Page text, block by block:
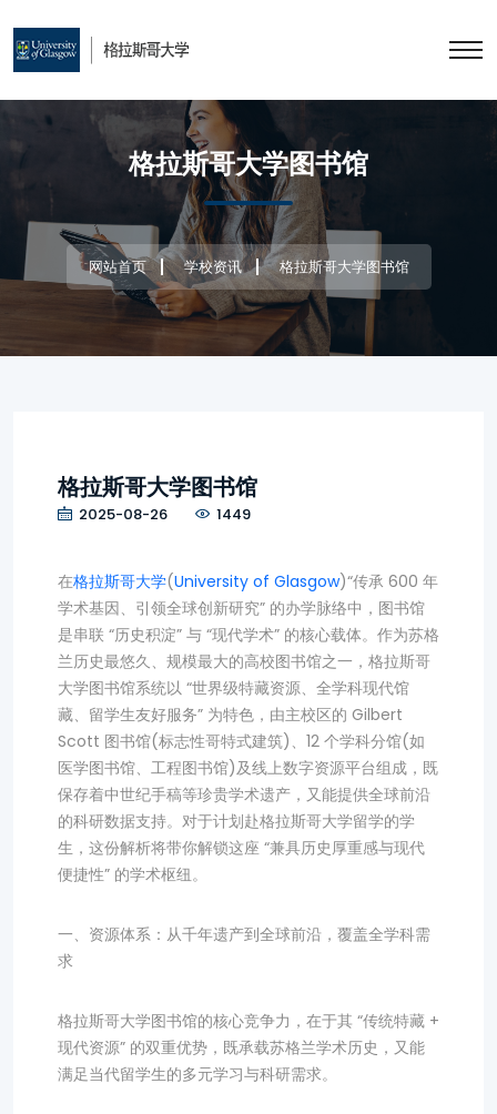
格拉斯哥大学图书馆
网站首页 学校资讯 格拉斯哥大学图书馆
格拉斯哥大学图书馆
2025-08-26 1449
在格拉斯哥大学(University of Glasgow)“传承 600 年
学术基因、引领全球创新研究” 的办学脉络中，图书馆
是串联 “历史积淀” 与 “现代学术” 的核心载体。作为苏格
兰历史最悠久、规模最大的高校图书馆之一，格拉斯哥
大学图书馆系统以 “世界级特藏资源、全学科现代馆
藏、留学生友好服务” 为特色，由主校区的 Gilbert
Scott 图书馆(标志性哥特式建筑)、12 个学科分馆(如
医学图书馆、工程图书馆)及线上数字资源平台组成，既
保存着中世纪手稿等珍贵学术遗产，又能提供全球前沿
的科研数据支持。对于计划赴格拉斯哥大学留学的学
生，这份解析将带你解锁这座 “兼具历史厚重感与现代
便捷性” 的学术枢纽。
一、资源体系：从千年遗产到全球前沿，覆盖全学科需
求
格拉斯哥大学图书馆的核心竞争力，在于其 “传统特藏 +
现代资源” 的双重优势，既承载苏格兰学术历史，又能
满足当代留学生的多元学习与科研需求。